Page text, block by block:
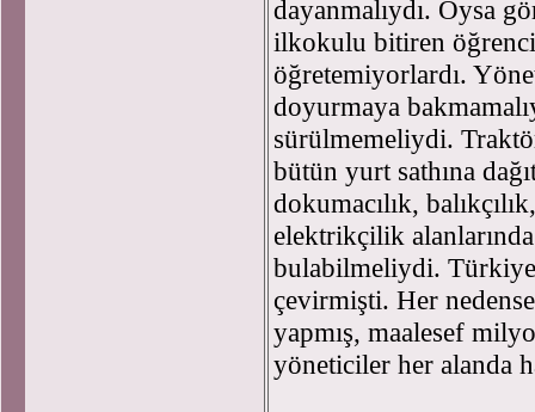
dayanmalıydı. Oysa
ilkokulu bitiren
öğretemiyorlardı.
doyurmaya
sürülmemeliydi.
bütün yurt sathına
dokumacılık,
elektrikçilik
bulabilmeliydi.
çevirmişti. Her
yapmış, maalesef
yöneticiler her alanda